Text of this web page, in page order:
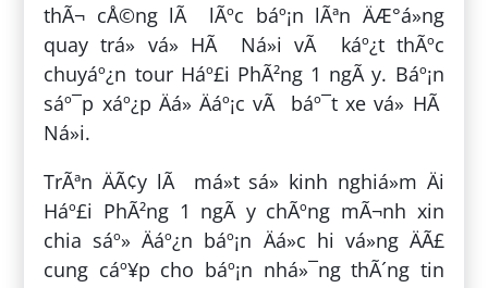
thÃ¬ cÅ©ng lÃ lÃºc báº¡n lÃªn ÄÆ°á»ng
quay trá» vá» HÃ Ná»i vÃ káº¿t thÃºc
chuyáº¿n tour Háº£i PhÃ²ng 1 ngÃ y. Báº¡n
sáº¯p xáº¿p Äá» Äáº¡c vÃ báº¯t xe vá» HÃ
Ná»i.
TrÃªn ÄÃ¢y lÃ má»t sá» kinh nghiá»m Äi
Háº£i PhÃ²ng 1 ngÃ y chÃºng mÃ¬nh xin
chia sáº» Äáº¿n báº¡n Äá»c hi vá»ng ÄÃ£
cung cáº¥p cho báº¡n nhá»¯ng thÃ´ng tin